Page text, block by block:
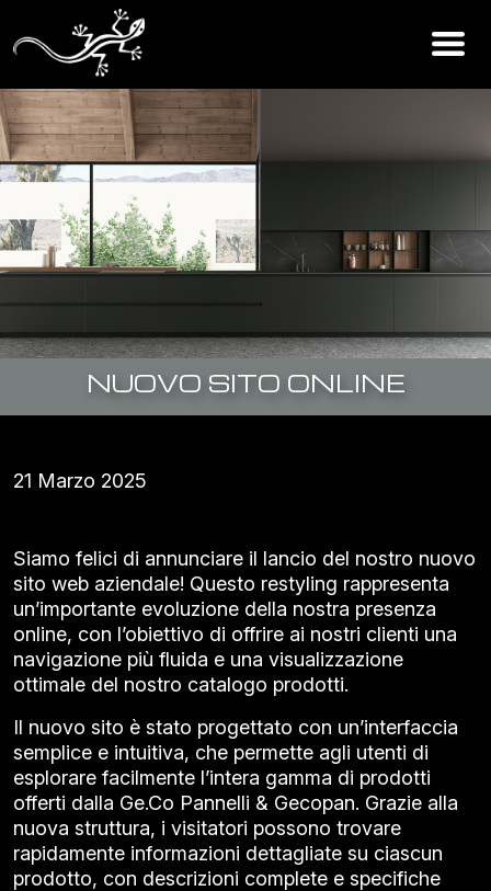
NUOVO SITO ONLINE
21 Marzo 2025
Siamo felici di annunciare il lancio del nostro nuovo
sito web aziendale! Questo restyling rappresenta
un’importante evoluzione della nostra presenza
online, con l’obiettivo di offrire ai nostri clienti una
navigazione più fluida e una visualizzazione
ottimale del nostro catalogo prodotti.
Il nuovo sito è stato progettato con un’interfaccia
semplice e intuitiva, che permette agli utenti di
esplorare facilmente l’intera gamma di prodotti
offerti dalla Ge.Co Pannelli & Gecopan. Grazie alla
nuova struttura, i visitatori possono trovare
rapidamente informazioni dettagliate su ciascun
prodotto, con descrizioni complete e specifiche